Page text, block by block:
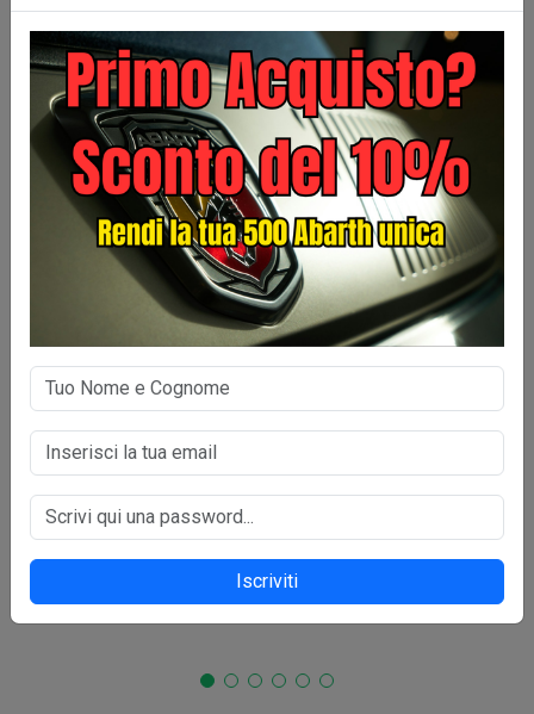
COMMENTI
COMMENTI
I vostri commenti arrivati nel nostro profilo Google Local
Business.
Scrivi la Tua recensione qui>>
Personale Cordiale e
a dare consigli e vengono incontro
Eleandro
Iscriviti